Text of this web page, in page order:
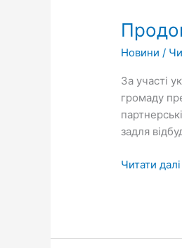
Новини /
За участі
громаду
задля
міжнародні
зв’язки
Читати